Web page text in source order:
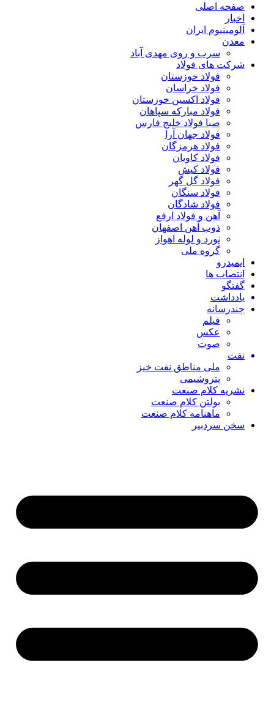
صفحه اصلی
اخبار
آلومینیوم ایران
معدن
سرب و روی مهدی آباد
شرکت های فولاد
فولاد خوزستان
فولاد خراسان
فولاد اکسین خوزستان
فولاد مبارکه سپاهان
صبا فولاد خلیج فارس
فولاد جهان آرا
فولاد هرمزگان
فولاد کاویان
فولاد کیش
فولاد گل گهر
فولاد سنگان
فولاد شادگان
آهن و فولاد ارفع
ذوب آهن اصفهان
نورد و لوله اهواز
گروه ملی
ایمیدرو
انتصاب ها
گفتگو
یادداشت
چندرسانه
فیلم
عکس
صوت
نفت
ملی مناطق نفت خیز
پتروشیمی
نشریه کلام صنعت
بولتن کلام صنعت
ماهنامه کلام صنعت
سخن سردبیر